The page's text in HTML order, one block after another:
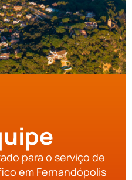
para o serviço de
em Fernandópolis